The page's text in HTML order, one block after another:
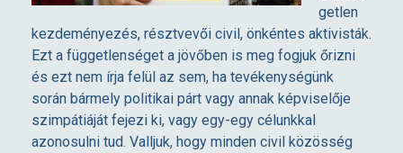
v
e
i
getlen
kezdeményezés, résztvevői civil, önkéntes aktivisták.
Ezt a függetlenséget a jövőben is meg fogjuk őrizni
és ezt nem írja felül az sem, ha tevékenységünk
során bármely politikai párt vagy annak képviselője
szimpátiáját fejezi ki, vagy egy-egy célunkkal
azonosulni tud. Valljuk, hogy minden civil közösség